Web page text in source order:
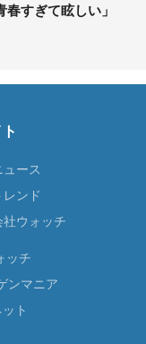
すぎて眩しい」
ース
ンド
ウォッチ
ッチ
ンマニア
ト